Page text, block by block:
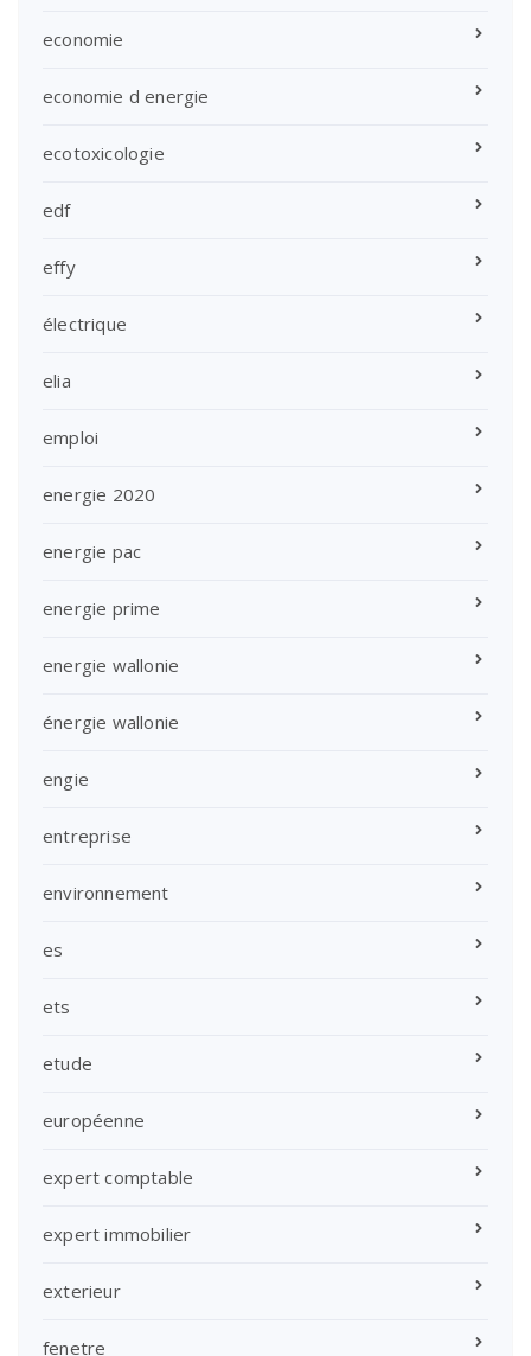
economie
economie d energie
ecotoxicologie
edf
effy
électrique
elia
emploi
energie 2020
energie pac
energie prime
energie wallonie
énergie wallonie
engie
entreprise
environnement
es
ets
etude
européenne
expert comptable
expert immobilier
exterieur
fenetre